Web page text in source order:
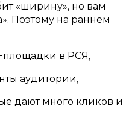
«ширину», но вам
Поэтому на раннем
в РСЯ,
аудитории,
дают много кликов и